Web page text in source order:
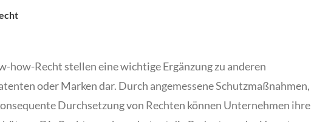
how-Recht stellen eine wichtige Ergänzung zu anderen
oder Marken dar. Durch angemessene Schutzmaßnahmen,
Durchsetzung von Rechten können Unternehmen ihre